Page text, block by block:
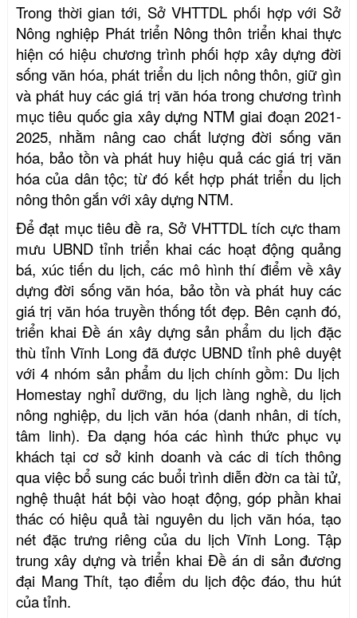
Trong thời gian tới, Sở VHTTDL phối hợp với Sở
Nông nghiệp Phát triển Nông thôn triển khai thực
hiện có hiệu chương trình phối hợp xây dựng đời
sống văn hóa, phát triển du lịch nông thôn, giữ gìn
và phát huy các giá trị văn hóa trong chương trình
mục tiêu quốc gia xây dựng NTM giai đoạn 2021-
2025, nhằm nâng cao chất lượng đời sống văn
hóa, bảo tồn và phát huy hiệu quả các giá trị văn
hóa của dân tộc; từ đó kết hợp phát triển du lịch
nông thôn gắn với xây dựng NTM.
Để đạt mục tiêu đề ra, Sở VHTTDL tích cực tham
mưu UBND tỉnh triển khai các hoạt động quảng
bá, xúc tiến du lịch, các mô hình thí điểm về xây
dựng đời sống văn hóa, bảo tồn và phát huy các
giá trị văn hóa truyền thống tốt đẹp. Bên cạnh đó,
triển khaiĐề án xây dựng sản phẩm du lịch đặc
thù tỉnh Vĩnh Long đã được UBND tỉnh phê duyệt
với 4 nhóm sản phẩm du lịch chínhgồm: Du lịch
Homestay nghỉ dưỡng, du lịch làng nghề,du lịch
nông nghiệp,du lịchvăn hóa (danh nhân, di tích,
tâm linh). Đa dạng hóa các hình thức phục vụ
khách tại cơ sở kinh doanh và các di tích thông
qua việc bổ sung các buổi trình diễn đờn ca tài tử,
nghệ thuật hát bội vào hoạt động, góp phần khai
thác có hiệu quả tài nguyên du lịch văn hóa, tạo
nét đặc trưng riêng của du lịch Vĩnh Long. Tập
trung xây dựng và triển khai Đề án di sản đương
đại Mang Thít, tạo điểm du lịch độc đáo, thu hút
của tỉnh.